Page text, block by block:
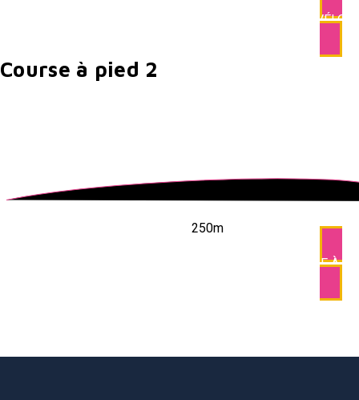
VÉLO
Course à pied 2
250m
COURSE À